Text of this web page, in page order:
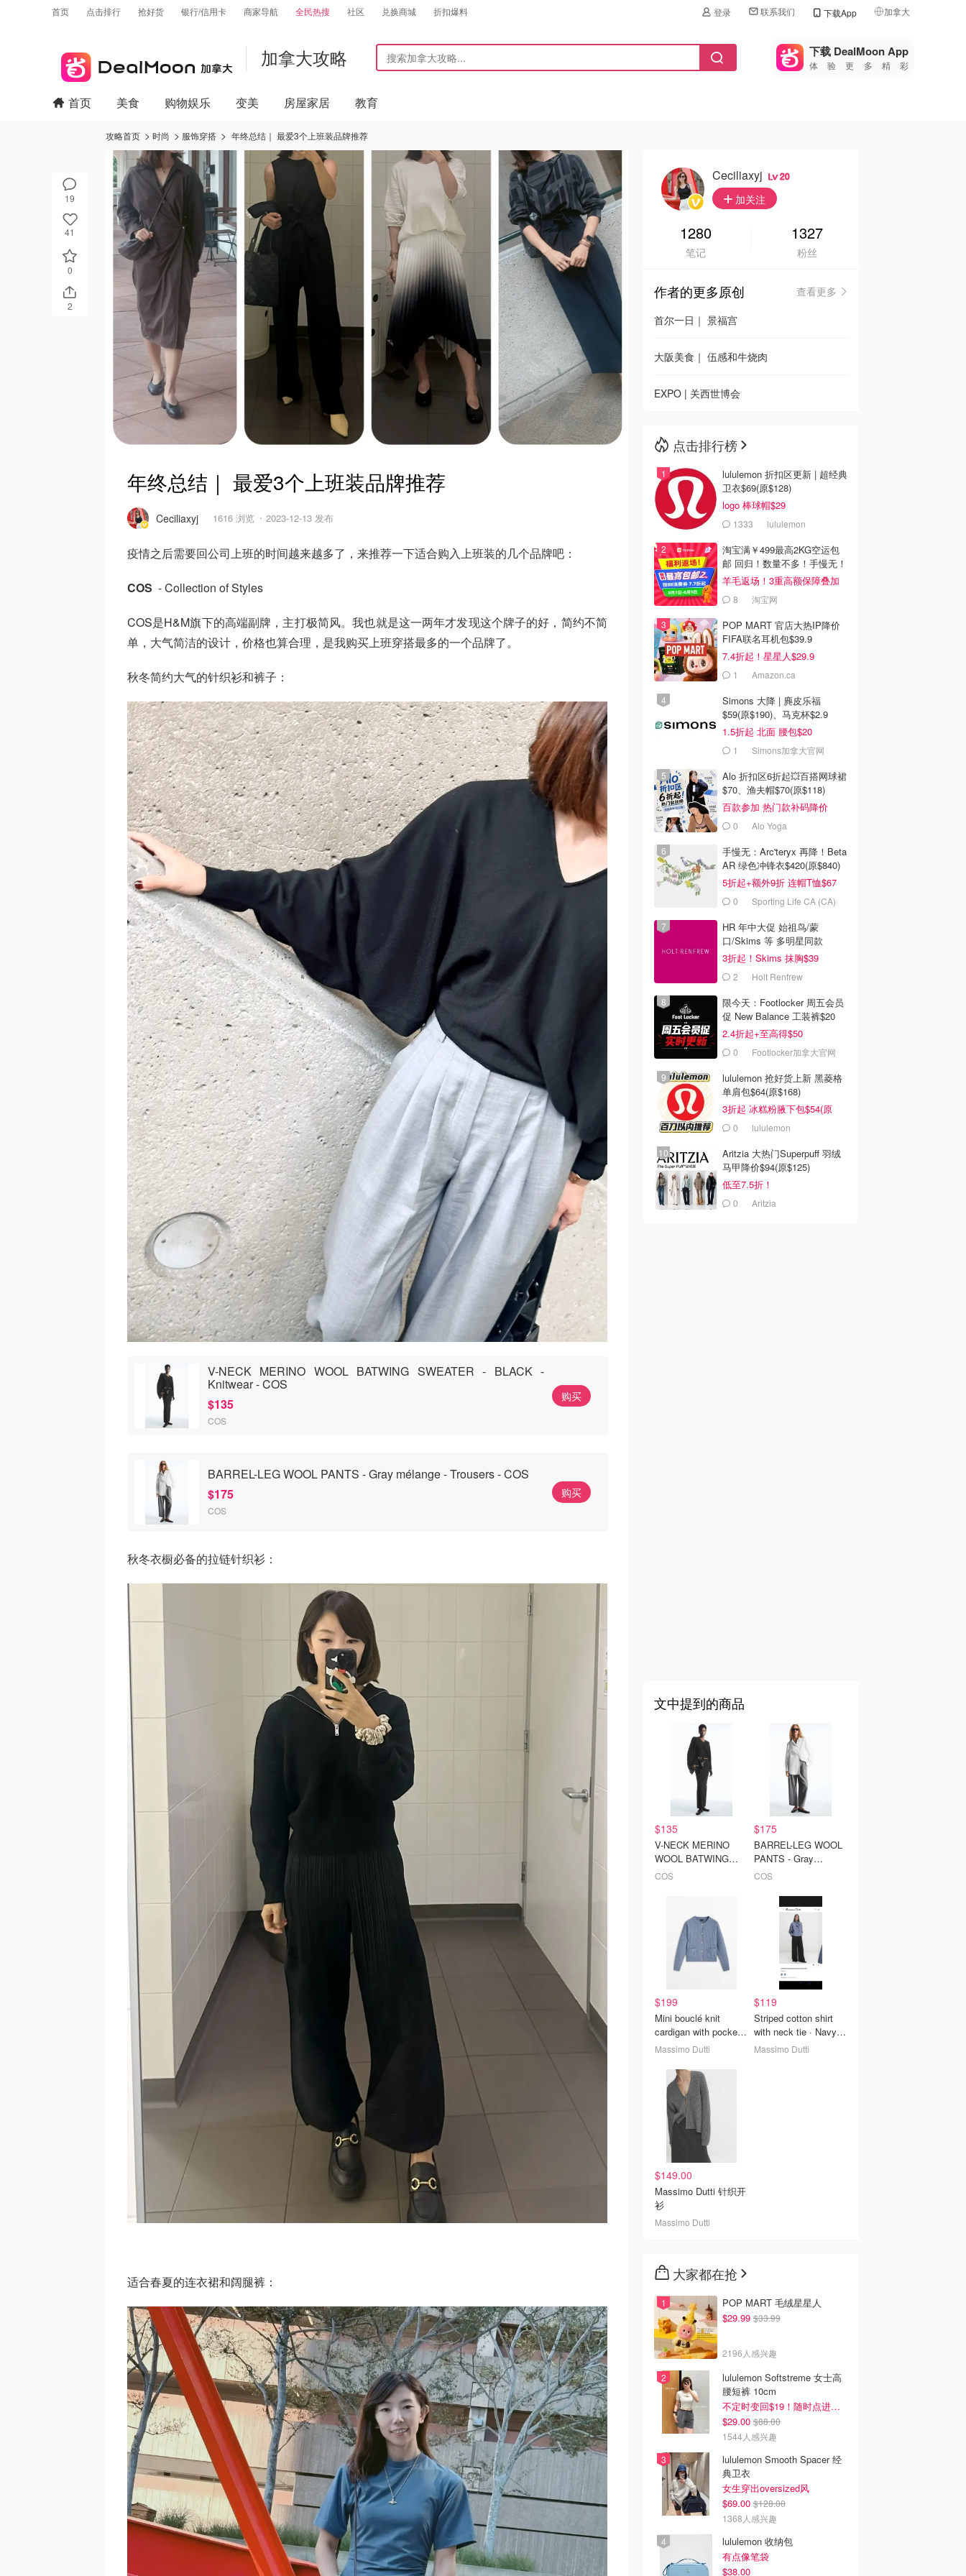
首页 点击排行 抢好货 银行/信用卡 商家导航 全民热搜 社区 兑换商城 折扣爆料 登录 联系我们 下载App 加拿大
🇺🇸
美国
🇨🇳中国
🇮🇹
🇦🇺
🇳🇿新西兰
加拿大攻略 下载 DealMoon App
体验更多精彩
19
41
0
2
首页 美食 购物娱乐 变美 房屋家居 教育
攻略首页 时尚 服饰穿搭 年终总结｜ 最爱3个上班装品牌推荐
年终总结｜ 最爱3个上班装品牌推荐
Ceciliaxyj 1616 浏览 2023-12-13 发布
疫情之后需要回公司上班的时间越来越多了，来推荐一下适合购入上班装的几个品牌吧：
COS - Collection of Styles
COS是H&M旗下的高端副牌，主打极简风。我也就是这一两年才发现这个牌子的好，简约不简
单，大气简洁的设计，价格也算合理，是我购买上班穿搭最多的一个品牌了。
秋冬简约大气的针织衫和裤子：
V-NECK MERINO WOOL BATWING SWEATER - BLACK -
Knitwear - COS
$135
COS
购买
BARREL-LEG WOOL PANTS - Gray mélange - Trousers - COS
$175
COS
购买
秋冬衣橱必备的拉链针织衫：
适合春夏的连衣裙和阔腿裤：
Ceciliaxyj 20
加关注
1280
笔记
1327
粉丝
作者的更多原创
查看更多
首尔一日｜ 景福宫
大阪美食｜ 伍感和牛烧肉
EXPO | 关西世博会
点击排行榜
lululemon 折扣区更新 | 超经典
卫衣$69(原$128)
logo 棒球帽$29
1333 lululemon
淘宝满￥499最高2KG空运包
邮 回归！数量不多！手慢无！
羊毛返场！3重高额保障叠加
8 淘宝网
POP MART 官店大热IP降价
FIFA联名耳机包$39.9
7.4折起！星星人$29.9
1 Amazon.ca
Simons 大降 | 麂皮乐福
$59(原$190)、马克杯$2.9
1.5折起 北面 腰包$20
1 Simons加拿大官网
Alo 折扣区6折起💥百搭网球裙
$70、渔夫帽$70(原$118)
百款参加 热门款补码降价
0 Alo Yoga
手慢无：Arc'teryx 再降！Beta
AR 绿色冲锋衣$420(原$840)
5折起+额外9折 连帽T恤$67
0 Sporting Life CA (CA)
HR 年中大促 始祖鸟/蒙
口/Skims 等 多明星同款
3折起！Skims 抹胸$39
2 Holt Renfrew
限今天：Footlocker 周五会员
促 New Balance 工装裤$20
2.4折起+至高得$50
0 Footlocker加拿大官网
lululemon 抢好货上新 黑菱格
单肩包$64(原$168)
3折起 冰糕粉腋下包$54(原
$108)
0 lululemon
Aritzia 大热门Superpuff 羽绒
马甲降价$94(原$125)
低至7.5折！
0 Aritzia
文中提到的商品
$135
V-NECK MERINO
WOOL BATWING
SWEATER - BLACK -
COS
$175
BARREL-LEG WOOL
PANTS - Gray
mélange - Trousers -
COS
$199
Mini bouclé knit
cardigan with pockets
· Bluish · Sweaters
Massimo Dutti
Massimo Dutti
$119
Striped cotton shirt
with neck tie · Navy
Blue, Sky Blue ·
Massimo Dutti
$149.00
Massimo Dutti 针织开
衫
Massimo Dutti
大家都在抢
POP MART 毛绒星星人
$29.99 $33.99
2196人感兴趣
lululemon Softstreme 女士高
腰短裤 10cm
不定时变回$19！随时点进来看
$29.00 $88.00
1544人感兴趣
lululemon Smooth Spacer 经
典卫衣
女生穿出oversized风
$69.00 $128.00
1368人感兴趣
lululemon 收纳包
有点像笔袋
$38.00